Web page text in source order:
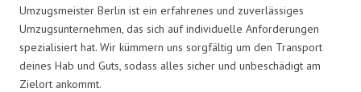
Umzugsmeister Berlin ist ein erfahrenes und zuverlässiges
Umzugsunternehmen, das sich auf individuelle Anforderungen
spezialisiert hat. Wir kümmern uns sorgfältig um den Transport
deines Hab und Guts, sodass alles sicher und unbeschädigt am
Zielort ankommt.